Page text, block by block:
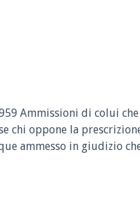
Ammissioni di colui che
chi oppone la
ammesso in giudizio